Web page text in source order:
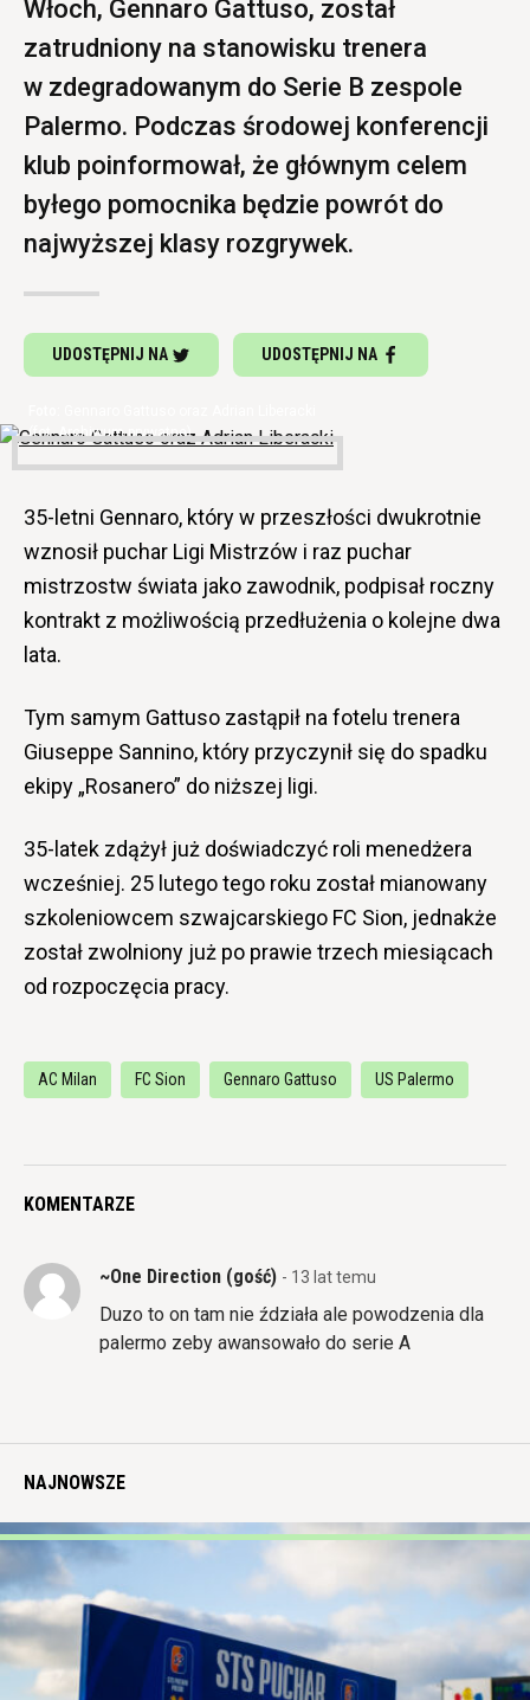
Włoch, Gennaro Gattuso, został
zatrudniony na stanowisku trenera
w zdegradowanym do Serie B zespole
Palermo. Podczas środowej konferencji
klub poinformował, że głównym celem
byłego pomocnika będzie powrót do
najwyższej klasy rozgrywek.
UDOSTĘPNIJ NA UDOSTĘPNIJ NA
(fot. Archiwum prywatne)
35-letni Gennaro, który w przeszłości dwukrotnie
wznosił puchar Ligi Mistrzów i raz puchar
mistrzostw świata jako zawodnik, podpisał roczny
kontrakt z możliwością przedłużenia o kolejne dwa
lata.
Tym samym Gattuso zastąpił na fotelu trenera
Giuseppe Sannino, który przyczynił się do spadku
ekipy „Rosanero” do niższej ligi.
35-latek zdążył już doświadczyć roli menedżera
wcześniej. 25 lutego tego roku został mianowany
szkoleniowcem szwajcarskiego FC Sion, jednakże
został zwolniony już po prawie trzech miesiącach
od rozpoczęcia pracy.
AC Milan FC Sion Gennaro Gattuso US Palermo
KOMENTARZE
~One Direction (gość) - 13 lat temu
Duzo to on tam nie ździała ale powodzenia dla
palermo zeby awansowało do serie A
NAJNOWSZE